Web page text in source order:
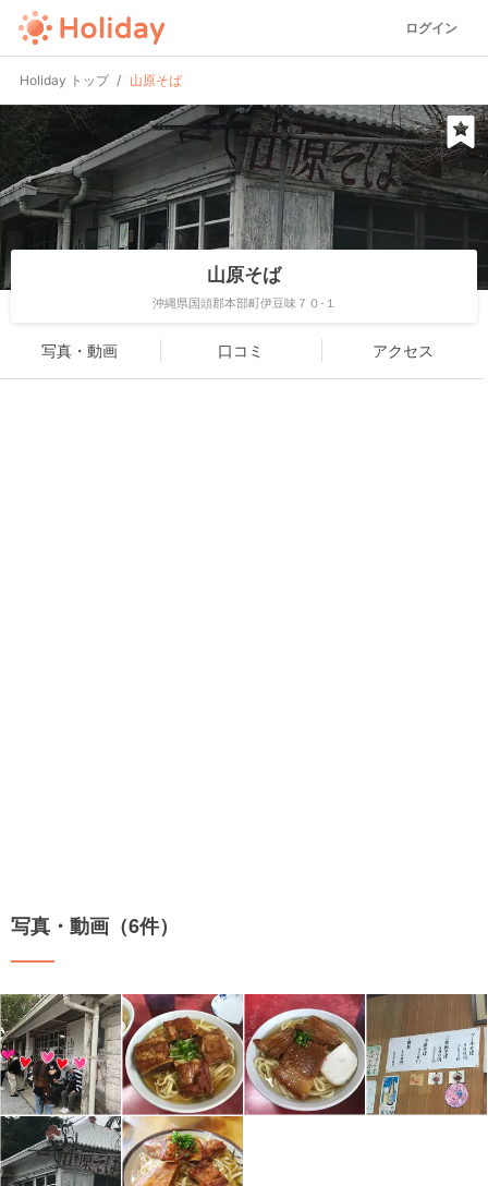
ログイン
Holiday トップ 山原そば
山原そば
沖縄県国頭郡本部町伊豆味７０-１
写真・動画 口コミ アクセス
写真・動画（6件）